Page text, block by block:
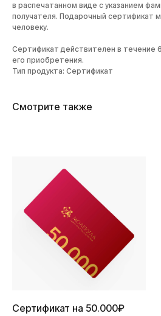
в распечатанном виде с указанием
получателя. Подарочный сертификат
человеку.
Сертификат действителен в течение
его приобретения.
Тип продукта: Сертификат
Смотрите также
Сертификат на 50.000₽